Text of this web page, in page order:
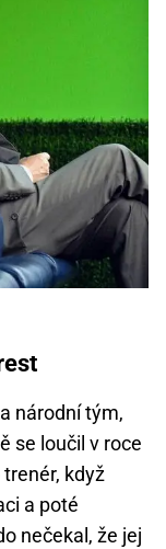
národní tým,
se loučil v roce
když
a poté
nečekal, že jej